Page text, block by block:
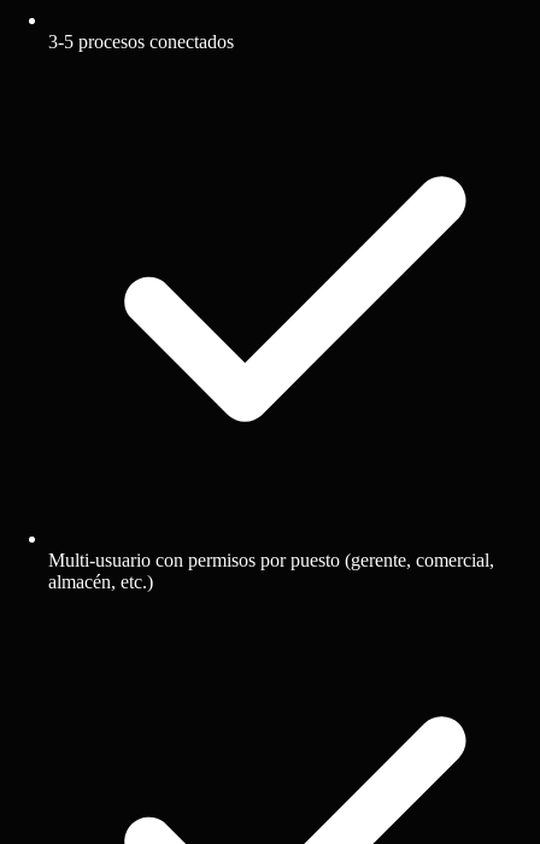
3-5 procesos conectados
Multi-usuario con permisos por puesto (gerente, comercial,
almacén, etc.)